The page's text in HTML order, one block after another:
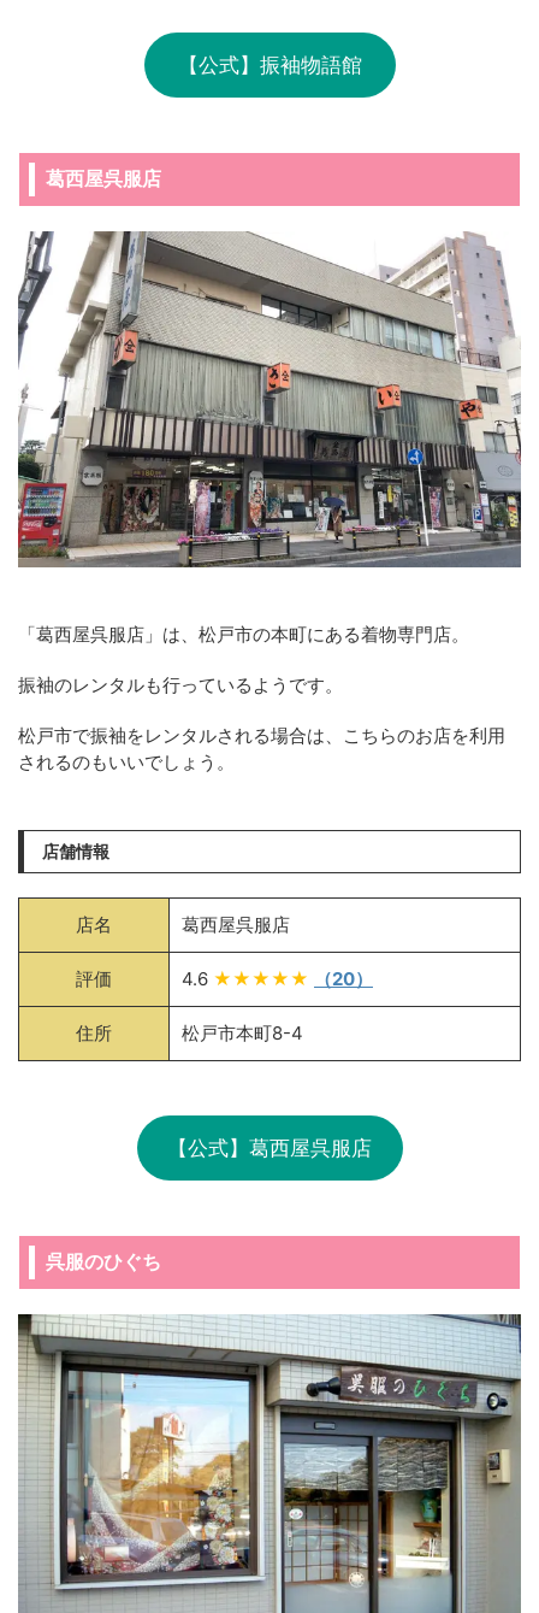
【公式】振袖物語館
葛西屋呉服店
「葛西屋呉服店」は、松戸市の本町にある着物専門店。
振袖のレンタルも行っているようです。
松戸市で振袖をレンタルされる場合は、こちらのお店を利用
されるのもいいでしょう。
店舗情報
店名 葛西屋呉服店
評価 4.6 ★★★★★ （20）
住所 松戸市本町8-4
【公式】葛西屋呉服店
呉服のひぐち